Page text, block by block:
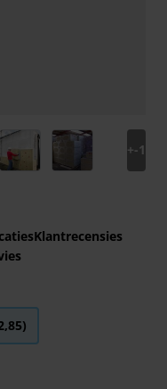
larger image
View larger image
View larger
+-1
Klantrecensies